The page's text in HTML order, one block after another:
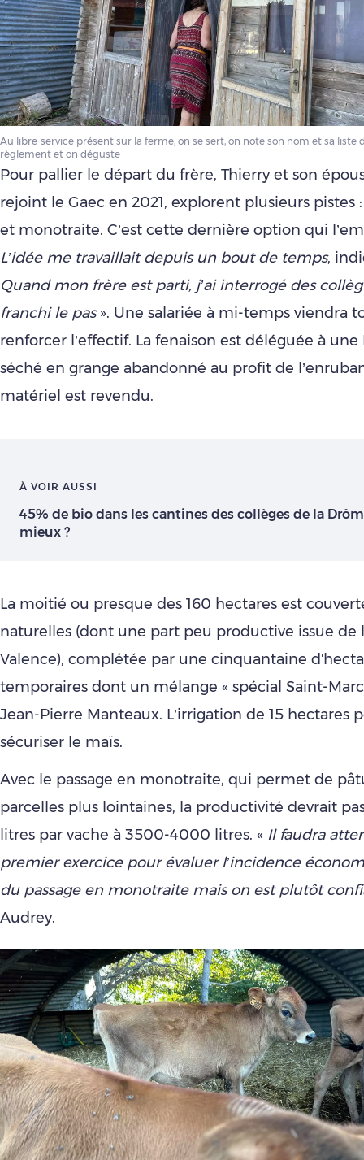
Au libre-service présent sur la ferme, on se sert, on note son nom et sa liste
règlement et on déguste
Pour pallier le départ du frère, Thierry et son
rejoint le Gaec en 2021, explorent plusieurs pistes
et monotraite. C’est cette dernière option qui
L’idée me travaillait depuis un bout de temps,
Quand mon frère est parti, j’ai interrogé des
franchi le pas». Une salariée à mi-temps viendra
renforcer l’effectif. La fenaison est déléguée à une
séché en grange abandonné au profit de
matériel est revendu.
À VOIR AUSSI
45% de bio dans les cantines des collèges de la
mieux ?
La moitié ou presque des 160 hectares est
naturelles (dont une part peu productive issue de
Valence), complétée par une cinquantaine
temporaires dont un mélange « spécial Saint-
Jean-Pierre Manteaux. L’irrigation de 15 hectares
sécuriser le maïs.
Avec le passage en monotraite, qui permet de
parcelles plus lointaines, la productivité devrait
litres par vache à 3500-4000 litres. « Il faudra
premier exercice pour évaluer l’incidence
du passage en monotraite mais on est plutôt
Audrey.